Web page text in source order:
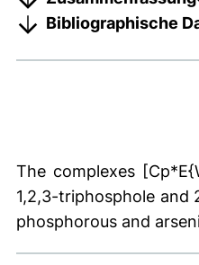
Bibliographische
The complexes
1,2,3-triphosphole and
phosphorous and